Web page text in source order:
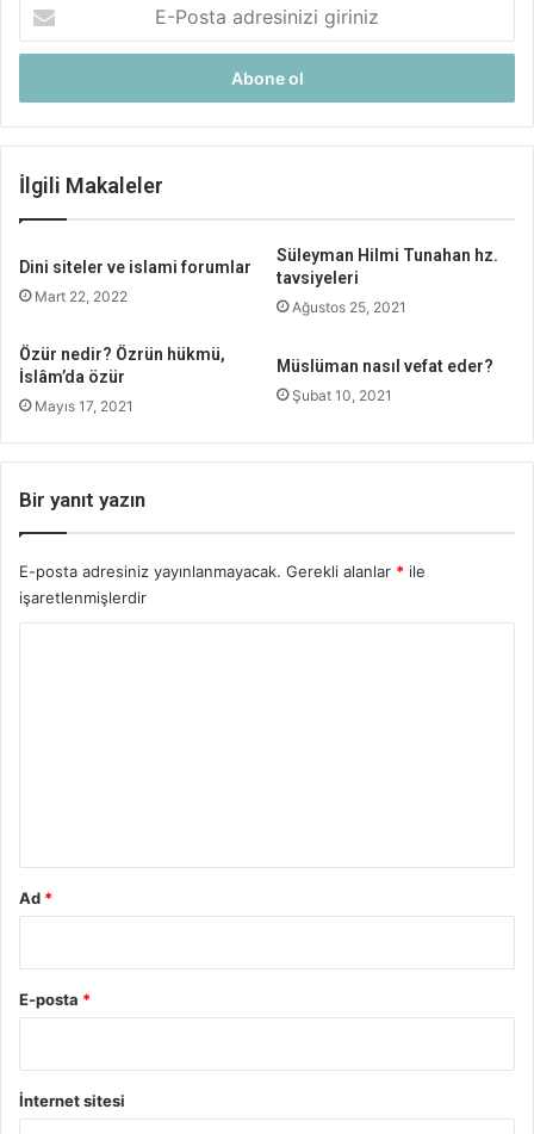
Posta
adresinizi
İlgili Makaleler
Dini siteler ve islami forumlar
Mart 22, 2022
Süleyman Hilmi Tunahan hz.
tavsiyeleri
Ağustos 25, 2021
Özür nedir? Özrün hükmü,
İslâm’da özür
Mayıs 17, 2021
Müslüman nasıl vefat eder?
Şubat 10, 2021
Bir yanıt yazın
E-posta adresiniz yayınlanmayacak. Gerekli alanlar * ile
işaretlenmişlerdir
Ad *
E-posta *
İnternet sitesi